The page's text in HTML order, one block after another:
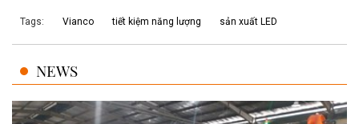
Tags: Vianco tiết kiệm năng lượng sản xuất LED
NEWS